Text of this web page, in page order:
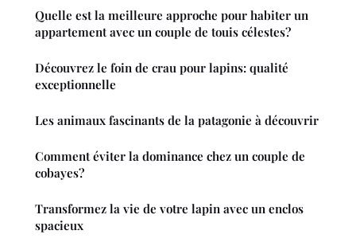
Quelle est la meilleure approche pour habiter un
appartement avec un couple de touis célestes?
Découvrez le foin de crau pour lapins: qualité
exceptionnelle
Les animaux fascinants de la patagonie à découvrir
Comment éviter la dominance chez un couple de
cobayes?
Transformez la vie de votre lapin avec un enclos
spacieux